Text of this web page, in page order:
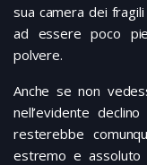
sua camera dei
ad essere poco
polvere.
Anche se non
nell’evidente
resterebbe
estremo e assoluto